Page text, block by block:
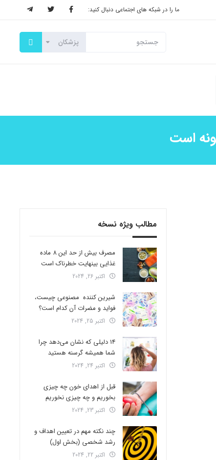
ما را در شبکه های اجتماعی دنبال کنید:
است
مطالب ویژه نسخه
مصرف بیش از حد این 8 ماده
غذایی بینهایت خطرناک است
اکتبر 26, 2024
شیرین کننده مصنوعی چیست،
فواید و مضرات آن کدام است؟
اکتبر 25, 2024
14 دلیلی که نشان می‌دهد چرا
شما همیشه گرسنه هستید
اکتبر 24, 2024
قبل از اهدای خون چه چیزی
بخوریم و چه چیزی نخوریم
اکتبر 23, 2024
چند نکته مهم در تعیین اهداف و
رشد شخصی (بخش اول)
اکتبر 22, 2024